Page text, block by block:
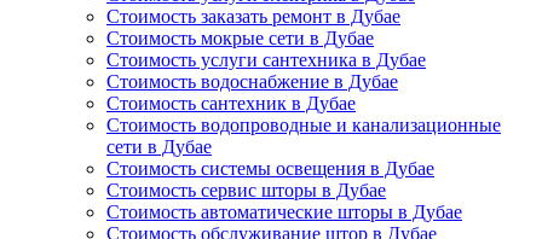
Стоимость заказать ремонт в Дубае
Стоимость мокрые сети в Дубае
Стоимость услуги сантехника в Дубае
Стоимость водоснабжение в Дубае
Стоимость сантехник в Дубае
Стоимость водопроводные и канализационные
сети в Дубае
Стоимость системы освещения в Дубае
Стоимость сервис шторы в Дубае
Стоимость автоматические шторы в Дубае
Стоимость обслуживание штор в Дубае